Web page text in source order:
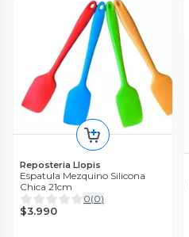
Reposteria Llopis
Espatula Mezquino Silicona
Chica 21cm
0(0)
$3.990